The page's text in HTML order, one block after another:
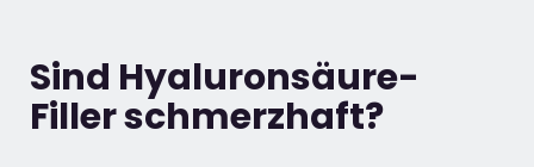
Sind Hyaluronsäure-
Filler schmerzhaft?